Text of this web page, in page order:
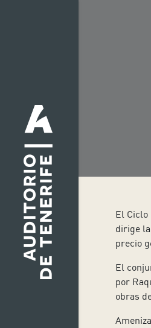
El Ciclo
dirige
precio
El
por
obras